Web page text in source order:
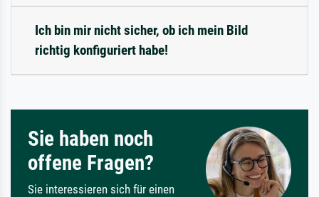
Ich bin mir nicht sicher, ob ich mein Bild
richtig konfiguriert habe!
Sie haben noch
offene Fragen?
Sie interessieren sich für einen